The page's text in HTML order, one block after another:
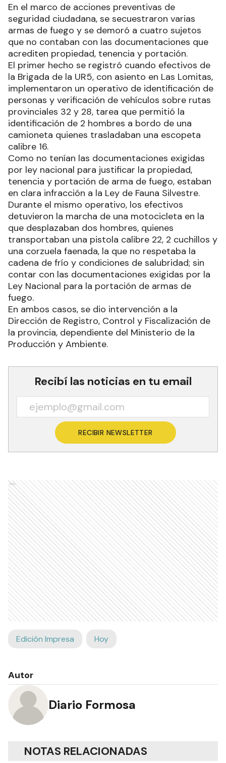
En el marco de acciones preventivas de
seguridad ciudadana, se secuestraron varias
armas de fuego y se demoró a cuatro sujetos
que no contaban con las documentaciones que
acrediten propiedad, tenencia y portación.
El primer hecho se registró cuando efectivos de
la Brigada de la UR5, con asiento en Las Lomitas,
implementaron un operativo de identificación de
personas y verificación de vehículos sobre rutas
provinciales 32 y 28, tarea que permitió la
identificación de 2 hombres a bordo de una
camioneta quienes trasladaban una escopeta
calibre 16.
Como no tenían las documentaciones exigidas
por ley nacional para justificar la propiedad,
tenencia y portación de arma de fuego, estaban
en clara infracción a la Ley de Fauna Silvestre.
Durante el mismo operativo, los efectivos
detuvieron la marcha de una motocicleta en la
que desplazaban dos hombres, quienes
transportaban una pistola calibre 22, 2 cuchillos y
una corzuela faenada, la que no respetaba la
cadena de frío y condiciones de salubridad; sin
contar con las documentaciones exigidas por la
Ley Nacional para la portación de armas de
fuego.
En ambos casos, se dio intervención a la
Dirección de Registro, Control y Fiscalización de
la provincia, dependiente del Ministerio de la
Producción y Ambiente.
Recibí las noticias en tu email
RECIBIR NEWSLETTER
Ads
Edición Impresa Hoy
Autor
Diario Formosa
NOTAS RELACIONADAS